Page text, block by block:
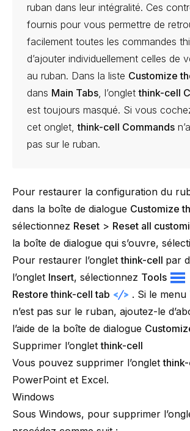
ruban dans leur intégralité. Ces
fournis pour vous permettre de
facilement toutes les commandes
d’ajouter individuellement celles de
au ruban. Dans la liste Customize
dans Main Tabs , l’ongletthink-cell
est toujours masqué. Si vous
cet onglet,think-cell Commands
pas sur le ruban.
Pour restaurer la configuration du
dans la boîte de dialogue Customize
sélectionnez Reset > Reset all
la boîte de dialogue qui s’ouvre,
Pour restaurer l’ongletthink-cell par
l’onglet Insert, sélectionnez Tools
Restore think-cell tab
. Si le menu
n’est pas sur le ruban, ajoutez-le
l’aide de la boîte de dialogue
Supprimer l’ongletthink-cell
Vous pouvez supprimer l’onglet
PowerPoint et Excel.
Windows
Sous Windows, pour supprimer